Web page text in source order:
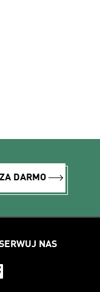
DARMO
NAS